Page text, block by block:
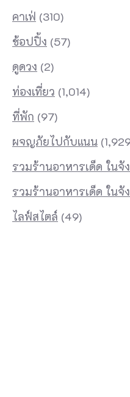
คาเฟ่ (310)
ช้อปปิ้ง (57)
ดูดวง (2)
ท่องเที่ยว (1,014)
ที่พัก (97)
ผจญภัยไปกับแนน
รวมร้านอาหารเด็ด ในจั
รวมร้านอาหารเด็ด ในจั
ไลฟ์สไตล์ (49)